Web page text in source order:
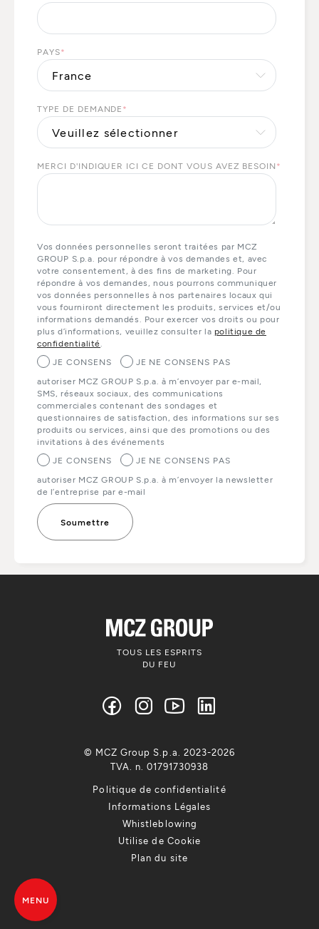
PAYS*
TYPE DE DEMANDE *
MERCI D'INDIQUER ICI CE DONT VOUS AVEZ BESOIN *
Vos données personnelles seront traitées par MCZ
GROUP S.p.a. pour répondre à vos demandes et, avec
votre consentement, à des fins de marketing. Pour
répondre à vos demandes, nous pourrons communiquer
vos données personnelles à nos partenaires locaux qui
vous fourniront directement les produits, services et/ou
informations demandés. Pour exercer vos droits ou pour
plus d’informations, veuillez consulter la politique de
confidentialité
JE CONSENS
JE NE CONSENS PAS
autoriser MCZ GROUP S.p.a. à m’envoyer par e-mail,
SMS, réseaux sociaux, des communications
commerciales contenant des sondages et
questionnaires de satisfaction, des informations sur ses
produits ou services, ainsi que des promotions ou des
invitations à des événements
JE CONSENS
JE NE CONSENS PAS
autoriser MCZ GROUP S.p.a. à m’envoyer la newsletter
de l’entreprise par e-mail
TOUS LES ESPRITS
DU FEU
Politique de confidentialité
Informations Légales
Whistleblowing
Utilise de Cookie
Plan du site
© MCZ Group S.p.a. 2023-2026
TVA. n. 01791730938
MENU